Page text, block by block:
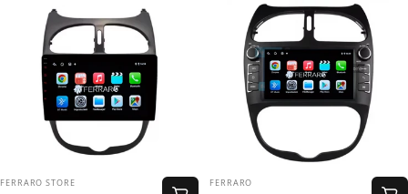
FORNITORE:
FERRARO STORE FORNITORE:
FERRARO